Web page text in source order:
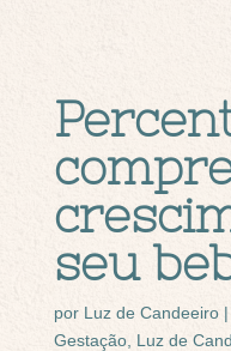
seu
por Luz de Candeeiro|
Gestação, Luz de